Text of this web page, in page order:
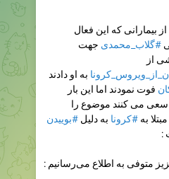
بیمارانی که این فعال
#گلاب_محمدی جهت
از
به او دادند
فوت نمودند اما این بار
سعی می کنند موضوع را
به #کرونا به دلیل #بوییدن
:
متوفی به اطلاع می‌رسانیم :